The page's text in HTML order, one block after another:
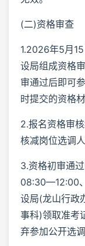
(二)资格审查
1.2026年5月
设局组成资格
审通过后即可
时提交的资格
2.报名资格审
核减岗位选调人
3.资格初审通
08:30—12:00
设局(龙山行政
事科)领取准考
弃参加公开选调